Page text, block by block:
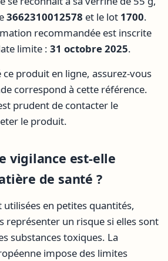
3662310012578 et le lot 1700.
recommandée est inscrite
limite : 31 octobre 2025.
ce produit en ligne, assurez-vous
correspond à cette référence.
prudent de contacter le
le produit.
vigilance est-elle
de santé ?
utilisées en petites quantités,
représenter un risque si elles sont
substances toxiques. La
impose des limites